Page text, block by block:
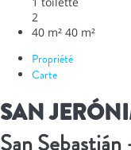
2
40 m² 40 m²
Propriété
Carte
SAN